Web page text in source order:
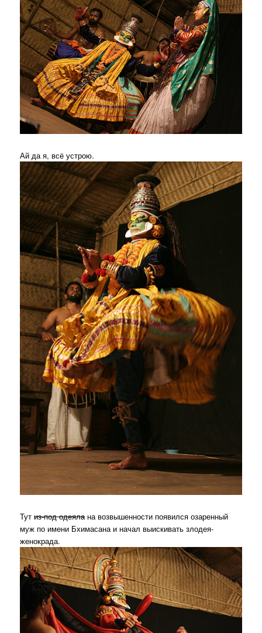
Ай да я, всё устрою.
Тутиз-под одеялана возвышенности появился озаренный
муж по имени Бхимасана и начал выискивать злодея-
женокрада.